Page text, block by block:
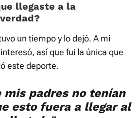
llegaste a la
un tiempo y lo dejó. A mi
así que fui la única que
este deporte.
mis padres no tenían
esto fuera a llegar al